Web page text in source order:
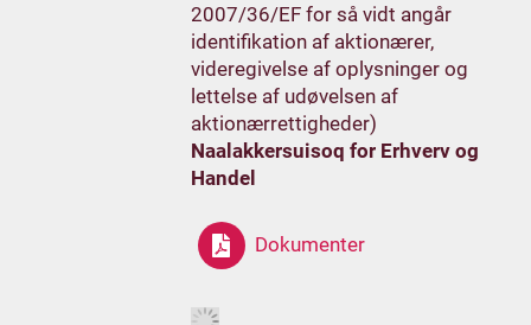
2007/36/EF for så vidt angår
identifikation af aktionærer,
videregivelse af oplysninger og
lettelse af udøvelsen af
aktionærrettigheder)
Naalakkersuisoq for Erhverv og
Handel
Dokumenter